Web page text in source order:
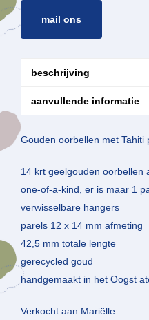
mail ons
beschrijving
aanvullende informatie
Gouden oorbellen met Tahiti
14 krt geelgouden oorbellen
one-of-a-kind, er is maar 1
verwisselbare hangers
parels 12 x 14 mm afmeting
42,5 mm totale lengte
gerecycled goud
handgemaakt in het Oogst
Verkocht aan Mariëlle